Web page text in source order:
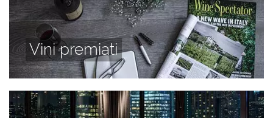
Vini premiati